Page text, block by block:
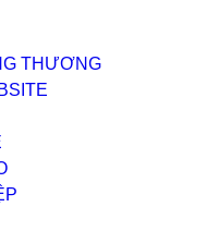
THƯƠNG